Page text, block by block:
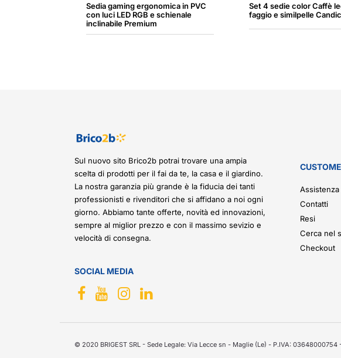
Sedia gaming ergonomica in PVC
con luci LED RGB e schienale
inclinabile Premium
Set 4 sedie color Caffè
faggio e similpelle
Sul nuovo sito Brico2b potrai trovare una ampia
scelta di prodotti per il fai da te, la casa e il giardino.
La nostra garanzia più grande è la fiducia dei tanti
professionisti e rivenditori che si affidano a noi ogni
giorno. Abbiamo tante offerte, novità ed innovazioni,
sempre al miglior prezzo e con il massimo sevizio e
velocità di consegna.
SOCIAL MEDIA
Assistenza
Contatti
Resi
Cerca nel
Checkout
© 2020 BRIGEST SRL - Sede Legale: Via Lecce sn - Maglie (Le) - P.IVA: